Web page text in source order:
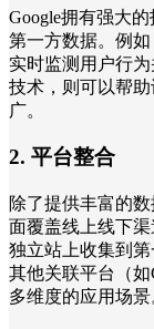
Google拥有强大
第一方数据。例如
实时监测用户行为
技术，则可以帮
广。
2. 平台整合
除了提供丰富的
面覆盖线上线下
独立站上收集到
其他关联平台（
多维度的应用场景